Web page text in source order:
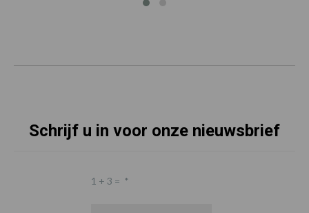
Schrijf u in voor onze nieuwsbrief
1 + 3 = *